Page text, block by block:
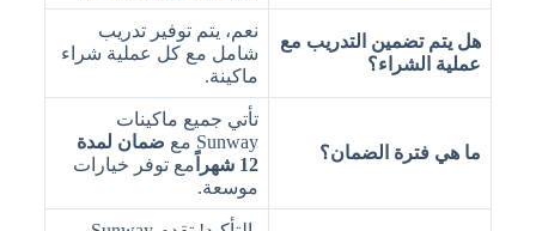
هل يتم تضمين التدريب مع
عملية الشراء؟
نعم، يتم توفير تدريب
شامل مع كل عملية شراء
ماكينة.
ما هي فترة الضمان؟
تأتي جميع ماكينات
Sunway مع
ضمان لمدة
12 شهراً
مع توفر خيارات
موسعة.